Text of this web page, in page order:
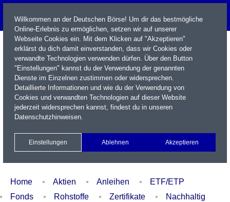
Name / WKN / ISIN / Kürzel
Xetra Realtime
Watchlist Portfolio Login
Home Aktien Anleihen
ETF/ETP
Fonds
Rohstoffe Zertifikate
Nachhaltig
Willkommen an der Deutschen Börse! Um dir das bestmögliche
Online-Erlebnis zu ermöglichen, setzen wir auf unserer
Webseite Cookies ein. Mit dem Klicken auf "Akzeptieren"
erklärst du dich damit einverstanden, dass wir Cookies oder
verwandte Technologien verwenden dürfen. Über den Button
"Einstellungen" kannst du der Verwendung der genannten
Dienste im Einzelnen zustimmen oder widersprechen.
Detaillierte Informationen und wie du der Verwendung von
Cookies und verwandten Technologien auf dieser Website
jederzeit widersprechen kannst, findest du in unseren
Datenschutzhinweisen.
Einstellungen Ablehnen Akzeptieren